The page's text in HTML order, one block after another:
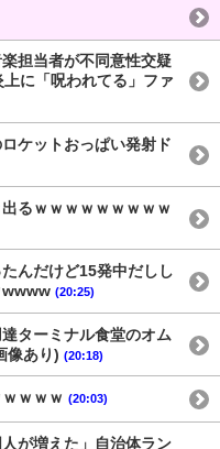
担当者が不同意性交疑
に「呪われてる」ファ
ケットおっぱい発射ド
るｗｗｗｗｗｗｗｗｗ
んだけど15発中だしし
wwww (20:25)
ターミナル食堂のオム
像あり) (20:18)
ｗｗｗ (20:03)
が増えた」自治体ラン